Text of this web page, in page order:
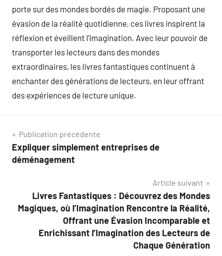
porte sur des mondes bordés de magie. Proposant une
évasion de la réalité quotidienne, ces livres inspirent la
réflexion et éveillent l’imagination. Avec leur pouvoir de
transporter les lecteurs dans des mondes
extraordinaires, les livres fantastiques continuent à
enchanter des générations de lecteurs, en leur offrant
des expériences de lecture unique.
Navigation
de
Publication précédente
Expliquer simplement entreprises de
déménagement
Article suivant
Livres Fantastiques : Découvrez des Mondes
Magiques, où l’Imagination Rencontre la Réalité,
Offrant une Évasion Incomparable et
Enrichissant l’Imagination des Lecteurs de
Chaque Génération